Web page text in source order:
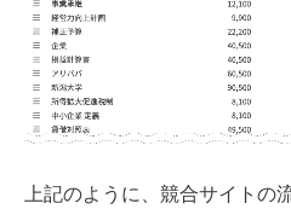
上記のように、競合サイトの